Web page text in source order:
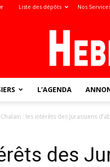
Liste des dépôts Nos
L’AGENDA
Chalain : les intérêts des Jurassiens
des